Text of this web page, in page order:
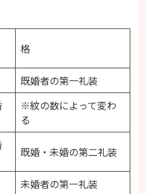
格
既婚者の第一礼装
※紋の数によって変わ
る
既婚・未婚の第二礼装
未婚者の第一礼装